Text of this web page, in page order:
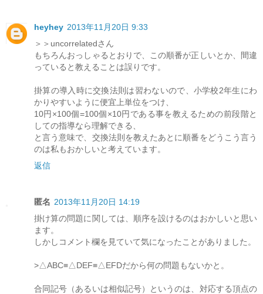
heyhey 2013年11月20日 9:33
＞＞uncorrelatedさん
もちろんおっしゃるとおりで、この順番が正しいとか、間違
っていると教えることは誤りです。
掛算の導入時に交換法則は習わないので、小学校2年生にわ
かりやすいように便宜上単位をつけ、
10円×100個=100個×10円である事を教えるための前段階と
しての指導なら理解できる、
と言う意味で、交換法則を教えたあとに順番をどうこう言う
のは私もおかしいと考えています。
返信
匿名 2013年11月20日 14:19
掛け算の問題に関しては、順序を設けるのはおかしいと思い
ます。
しかしコメント欄を見ていて気になったことがありました。
>△ABC≡△DEF≡△EFDだから何の問題もないかと。
合同記号（あるいは相似記号）というのは、対応する頂点の